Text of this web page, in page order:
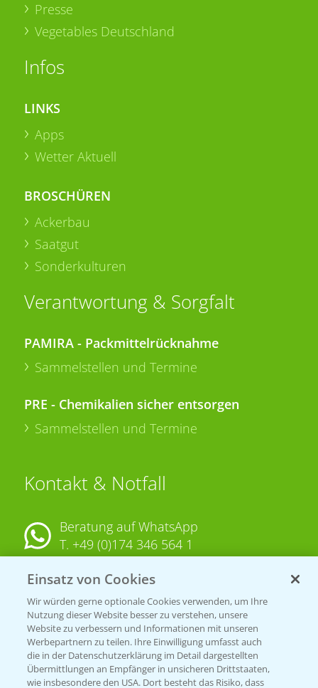
Presse
Vegetables Deutschland
Infos
LINKS
Apps
Wetter Aktuell
BROSCHÜREN
Ackerbau
Saatgut
Sonderkulturen
Verantwortung & Sorgfalt
PAMIRA - Packmittelrücknahme
Sammelstellen und Termine
PRE - Chemikalien sicher entsorgen
Sammelstellen und Termine
Kontakt & Notfall
Beratung auf WhatsApp
T. +49 (0)174 346 564 1
KONTAKT
Hilfe in Notfällen
T.+49 (0)214/30-20220
Einsatz von Cookies
Wir würden gerne optionale Cookies verwenden, um Ihre
Nutzung dieser Website besser zu verstehen, unsere
Website zu verbessern und Informationen mit unseren
Werbepartnern zu teilen. Ihre Einwilligung umfasst auch
die in der Datenschutzerklärung im Detail dargestellten
Übermittlungen an Empfänger in unsicheren Drittstaaten,
wie insbesondere den USA. Dort besteht das Risiko, dass